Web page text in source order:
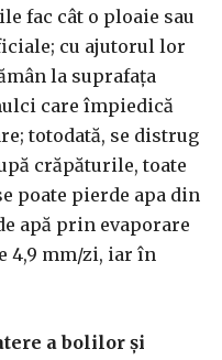
fac cât o ploaie sau
cu ajutorul lor
la suprafaţa
care împiedică
totodată, se distrug
crăpăturile, toate
poate pierde apa din
apă prin evaporare
4,9 mm/zi, iar în
a bolilor şi